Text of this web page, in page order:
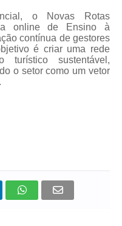
o Novas Rotas
online de Ensino à
contínua de gestores
é criar uma rede
turístico sustentável,
o setor como um vetor